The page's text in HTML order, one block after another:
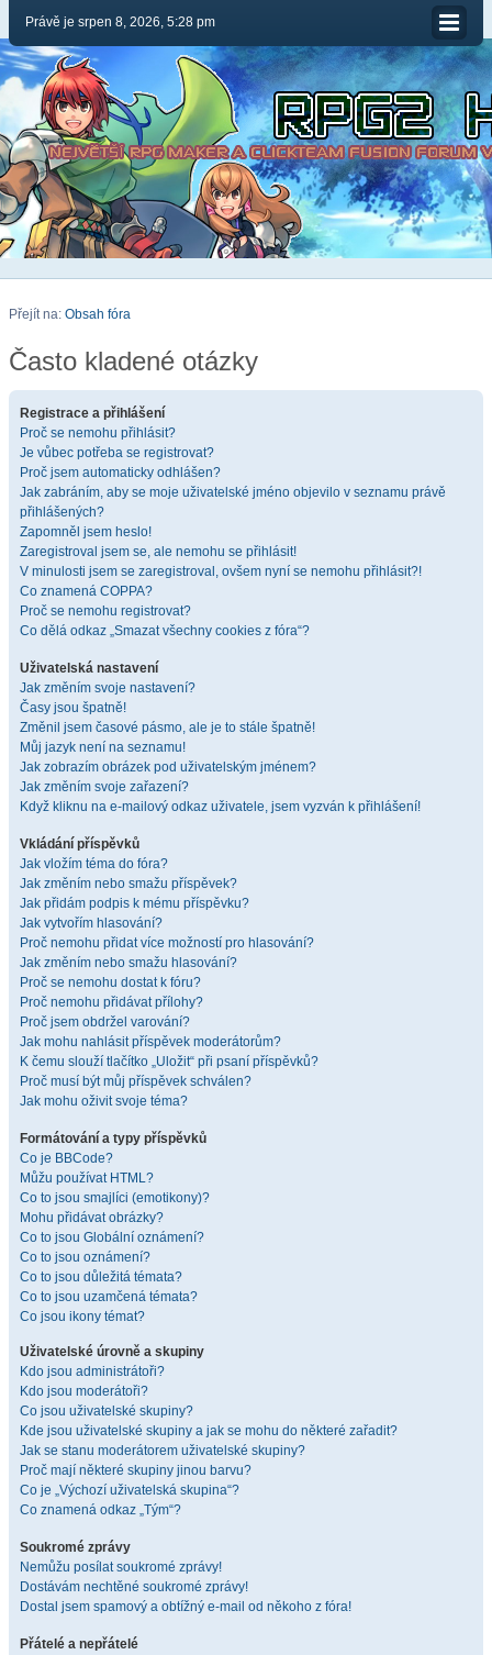
Právě je srpen 8, 2026, 5:28 pm
Přejít na: Obsah fóra
Často kladené otázky
Registrace a přihlášení
Proč se nemohu přihlásit?
Je vůbec potřeba se registrovat?
Proč jsem automaticky odhlášen?
Jak zabráním, aby se moje uživatelské jméno objevilo v seznamu právě
přihlášených?
Zapomněl jsem heslo!
Zaregistroval jsem se, ale nemohu se přihlásit!
V minulosti jsem se zaregistroval, ovšem nyní se nemohu přihlásit?!
Co znamená COPPA?
Proč se nemohu registrovat?
Co dělá odkaz „Smazat všechny cookies z fóra“?
Uživatelská nastavení
Jak změním svoje nastavení?
Časy jsou špatně!
Změnil jsem časové pásmo, ale je to stále špatně!
Můj jazyk není na seznamu!
Jak zobrazím obrázek pod uživatelským jménem?
Jak změním svoje zařazení?
Když kliknu na e-mailový odkaz uživatele, jsem vyzván k přihlášení!
Vkládání příspěvků
Jak vložím téma do fóra?
Jak změním nebo smažu příspěvek?
Jak přidám podpis k mému příspěvku?
Jak vytvořím hlasování?
Proč nemohu přidat více možností pro hlasování?
Jak změním nebo smažu hlasování?
Proč se nemohu dostat k fóru?
Proč nemohu přidávat přílohy?
Proč jsem obdržel varování?
Jak mohu nahlásit příspěvek moderátorům?
K čemu slouží tlačítko „Uložit“ při psaní příspěvků?
Proč musí být můj příspěvek schválen?
Jak mohu oživit svoje téma?
Formátování a typy příspěvků
Co je BBCode?
Můžu používat HTML?
Co to jsou smajlíci (emotikony)?
Mohu přidávat obrázky?
Co to jsou Globální oznámení?
Co to jsou oznámení?
Co to jsou důležitá témata?
Co to jsou uzamčená témata?
Co jsou ikony témat?
Uživatelské úrovně a skupiny
Kdo jsou administrátoři?
Kdo jsou moderátoři?
Co jsou uživatelské skupiny?
Kde jsou uživatelské skupiny a jak se mohu do některé zařadit?
Jak se stanu moderátorem uživatelské skupiny?
Proč mají některé skupiny jinou barvu?
Co je „Výchozí uživatelská skupina“?
Co znamená odkaz „Tým“?
Soukromé zprávy
Nemůžu posílat soukromé zprávy!
Dostávám nechtěné soukromé zprávy!
Dostal jsem spamový a obtížný e-mail od někoho z fóra!
Přátelé a nepřátelé